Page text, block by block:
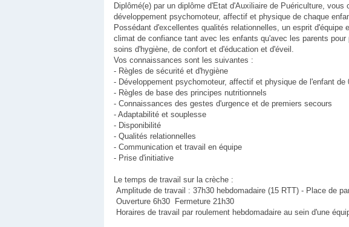
Diplômé(e) par un diplôme d'Etat d'Auxiliaire de Puériculture,
développement psychomoteur, affectif et physique de chaque
Possédant d'excellentes qualités relationnelles, un esprit
climat de confiance tant avec les enfants qu'avec les parents
soins d'hygiène, de confort et d'éducation et d'éveil.
Vos connaissances sont les suivantes :
- Règles de sécurité et d'hygiène
- Développement psychomoteur, affectif et physique de l'enfant de
- Règles de base des principes nutritionnels
- Connaissances des gestes d'urgence et de premiers secours
- Adaptabilité et souplesse
- Disponibilité
- Qualités relationnelles
- Communication et travail en équipe
- Prise d'initiative
Le temps de travail sur la crèche :
Amplitude de travail : 37h30 hebdomadaire (15 RTT) - Place de
Ouverture 6h30 Fermeture 21h30
Horaires de travail par roulement hebdomadaire au sein d'une